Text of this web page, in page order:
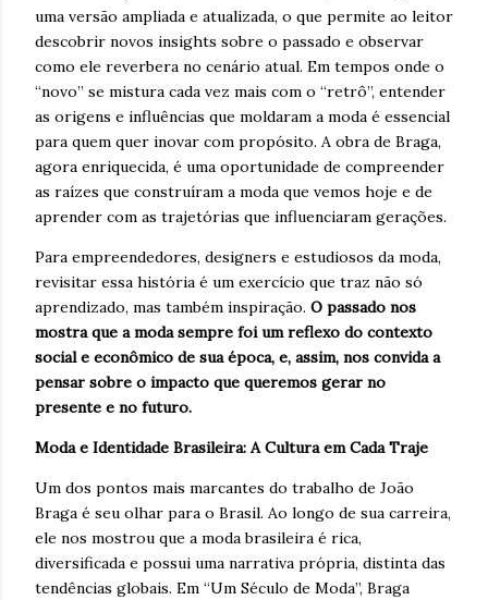
uma versão ampliada e atualizada, o que permite ao leitor
descobrir novos insights sobre o passado e observar
como ele reverbera no cenário atual. Em tempos onde o
“novo” se mistura cada vez mais com o “retrô”, entender
as origens e influências que moldaram a moda é essencial
para quem quer inovar com propósito. A obra de Braga,
agora enriquecida, é uma oportunidade de compreender
as raízes que construíram a moda que vemos hoje e de
aprender com as trajetórias que influenciaram gerações.
Para empreendedores, designers e estudiosos da moda,
revisitar essa história é um exercício que traz não só
aprendizado, mas também inspiração. O passado nos
mostra que a moda sempre foi um reflexo do contexto
social e econômico de sua época, e, assim, nos convida a
pensar sobre o impacto que queremos gerar no
presente e no futuro.
Moda e Identidade Brasileira: A Cultura em Cada Traje
Um dos pontos mais marcantes do trabalho de João
Braga é seu olhar para o Brasil. Ao longo de sua carreira,
ele nos mostrou que a moda brasileira é rica,
diversificada e possui uma narrativa própria, distinta das
tendências globais. Em “Um Século de Moda”, Braga